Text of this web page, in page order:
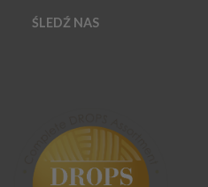
ŚLEDŹ NAS